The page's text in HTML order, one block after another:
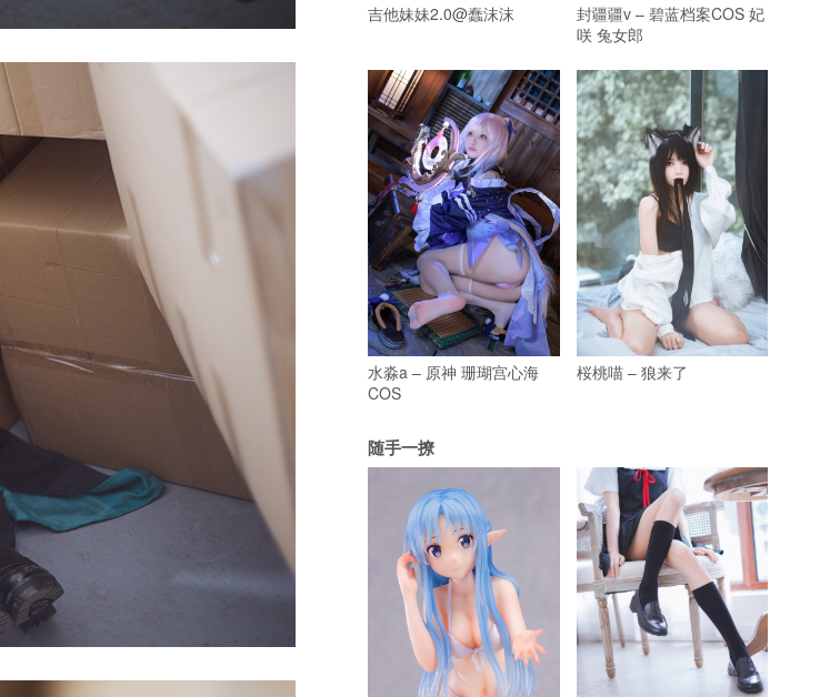
吉他妹妹2.0@蠢沫沫
封疆疆v – 碧蓝档案COS 妃
咲 兔女郎
水淼a – 原神 珊瑚宫心海
COS
桜桃喵 – 狼来了
随手一撩